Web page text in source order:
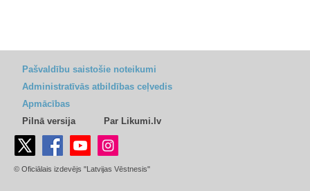
Pašvaldību saistošie noteikumi
Administratīvās atbildības ceļvedis
Apmācības
Pilnā versija
Par Likumi.lv
© Oficiālais izdevējs "Latvijas Vēstnesis"